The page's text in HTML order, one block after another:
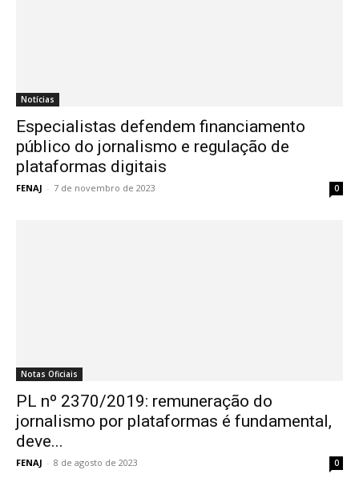
Notícias
Especialistas defendem financiamento
público do jornalismo e regulação de
plataformas digitais
FENAJ - 7 de novembro de 2023 0
Notas Oficiais
PL nº 2370/2019: remuneração do
jornalismo por plataformas é fundamental,
deve...
FENAJ - 8 de agosto de 2023 0